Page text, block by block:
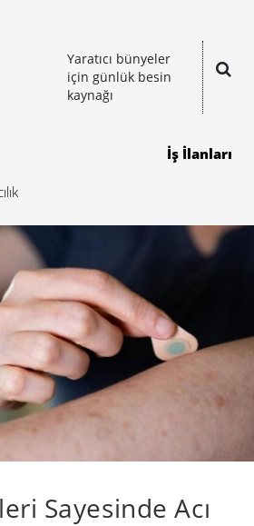
Yaratıcı bünyeler
için günlük besin
kaynağı
İş İlanları
Sayesinde Acı